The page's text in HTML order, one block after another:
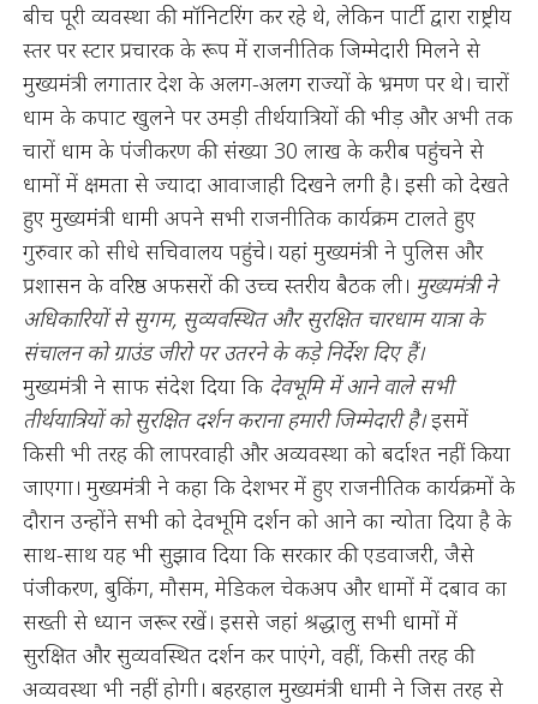
बीच पूरी व्यवस्था की मॉनिटरिंग कर रहे थे, लेकिन पार्टी द्वारा राष्ट्रीय
स्तर पर स्टार प्रचारक के रूप में राजनीतिक जिम्मेदारी मिलने से
मुख्यमंत्री लगातार देश के अलग-अलग राज्यों के भ्रमण पर थे। चारों
धाम के कपाट खुलने पर उमड़ी तीर्थयात्रियों की भीड़ और अभी तक
चारों धाम के पंजीकरण की संख्या 30 लाख के करीब पहुंचने से
धामों में क्षमता से ज्यादा आवाजाही दिखने लगी है। इसी को देखते
हुए मुख्यमंत्री धामी अपने सभी राजनीतिक कार्यक्रम टालते हुए
गुरुवार को सीधे सचिवालय पहुंचे। यहां मुख्यमंत्री ने पुलिस और
प्रशासन के वरिष्ठ अफसरों की उच्च स्तरीय बैठक ली। मुख्यमंत्री ने
अधिकारियों से सुगम, सुव्यवस्थित और सुरक्षित चारधाम यात्रा के
संचालन को ग्राउंड जीरो पर उतरने के कड़े निर्देश दिए हैं।
मुख्यमंत्री ने साफ संदेश दिया कि देवभूमि में आने वाले सभी
तीर्थयात्रियों को सुरक्षित दर्शन कराना हमारी जिम्मेदारी है।इसमें
किसी भी तरह की लापरवाही और अव्यवस्था को बर्दाश्त नहीं किया
जाएगा। मुख्यमंत्री ने कहा कि देशभर में हुए राजनीतिक कार्यक्रमों के
दौरान उन्होंने सभी को देवभूमि दर्शन को आने का न्योता दिया है के
साथ-साथ यह भी सुझाव दिया कि सरकार की एडवाजरी, जैसे
पंजीकरण, बुकिंग, मौसम, मेडिकल चेकअप और धामों में दबाव का
सख्ती से ध्यान जरूर रखें। इससे जहां श्रद्धालु सभी धामों में
सुरक्षित और सुव्यवस्थित दर्शन कर पाएंगे, वहीं, किसी तरह की
अव्यवस्था भी नहीं होगी। बहरहाल मुख्यमंत्री धामी ने जिस तरह से